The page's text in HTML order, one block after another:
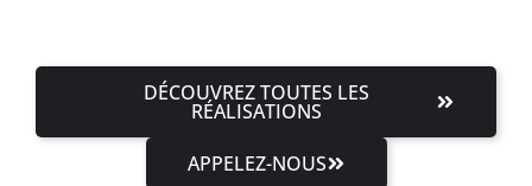
DÉCOUVREZ TOUTES LES
RÉALISATIONS
APPELEZ-NOUS